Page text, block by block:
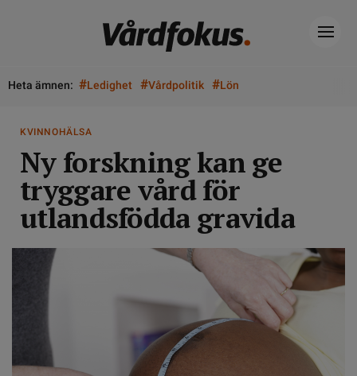
Heta ämnen: #Ledighet #Vårdpolitik #Lön
KVINNOHÄLSA
Ny forskning kan ge
tryggare vård för
utlandsfödda gravida